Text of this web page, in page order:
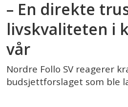
– En direkte
livskvaliteten i
vår
Nordre Follo SV reagerer
budsjettforslaget som ble